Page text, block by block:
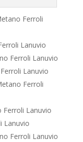
Ferroli
Lanuvio
Ferroli Lanuvio
Lanuvio
Ferroli
Ferroli Lanuvio
Lanuvio
Ferroli Lanuvio